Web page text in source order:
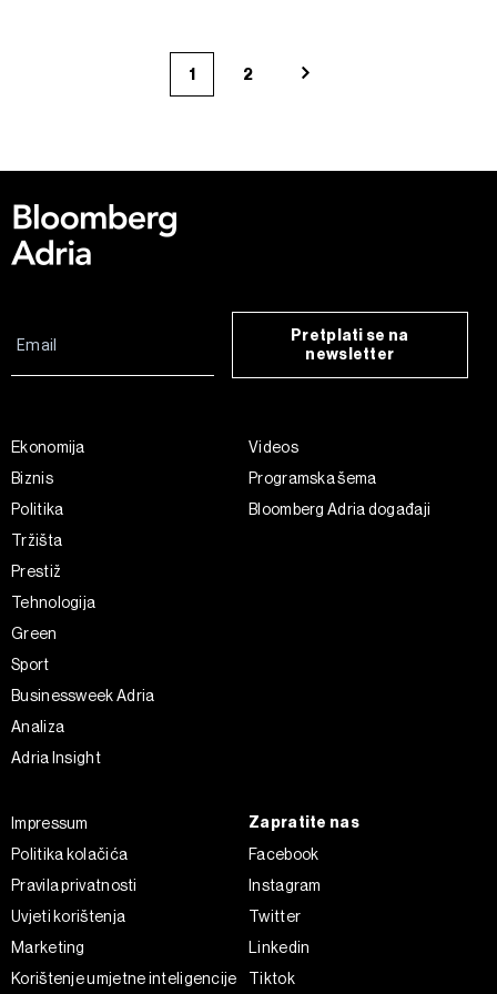
1 2
Pretplati se na
newsletter
Ekonomija
Biznis
Politika
Tržišta
Prestiž
Tehnologija
Green
Sport
Businessweek Adria
Analiza
Adria Insight
Videos
Programska šema
Bloomberg Adria događaji
Impressum
Politika kolačića
Pravila privatnosti
Uvjeti korištenja
Marketing
Korištenje umjetne inteligencije
Zapratite nas
Facebook
Instagram
Twitter
Linkedin
Tiktok